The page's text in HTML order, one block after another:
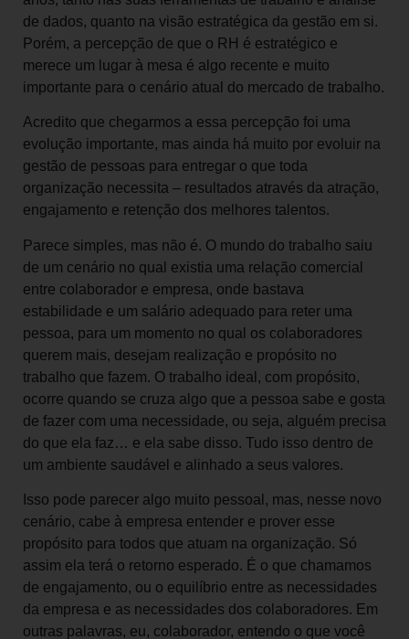
de dados, quanto na visão estratégica da gestão em si.
Porém, a percepção de que o RH é estratégico e
merece um lugar à mesa é algo recente e muito
importante para o cenário atual do mercado de trabalho.
Acredito que chegarmos a essa percepção foi uma
evolução importante, mas ainda há muito por evoluir na
gestão de pessoas para entregar o que toda
organização necessita – resultados através da atração,
engajamento e retenção dos melhores talentos.
Parece simples, mas não é. O mundo do trabalho saiu
de um cenário no qual existia uma relação comercial
entre colaborador e empresa, onde bastava
estabilidade e um salário adequado para reter uma
pessoa, para um momento no qual os colaboradores
querem mais, desejam realização e propósito no
trabalho que fazem. O trabalho ideal, com propósito,
ocorre quando se cruza algo que a pessoa sabe e gosta
de fazer com uma necessidade, ou seja, alguém precisa
do que ela faz… e ela sabe disso. Tudo isso dentro de
um ambiente saudável e alinhado a seus valores.
Isso pode parecer algo muito pessoal, mas, nesse novo
cenário, cabe à empresa entender e prover esse
propósito para todos que atuam na organização. Só
assim ela terá o retorno esperado. É o que chamamos
de engajamento, ou o equilíbrio entre as necessidades
da empresa e as necessidades dos colaboradores. Em
outras palavras, eu, colaborador, entendo o que você